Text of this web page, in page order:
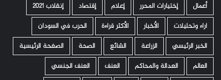
أعمال
إختيارات المحرر إعلام إقتصاد
إنقلاب 2021
اراء وتحليلات
الأخبار الأكثر قراءة
الحرب في السودان
الخبر الرئيسي
الزراعة الشائع الصحة
الصفحة الرئيسية
العالم
العدالة والمحاكم العنف
العنف الجنسي